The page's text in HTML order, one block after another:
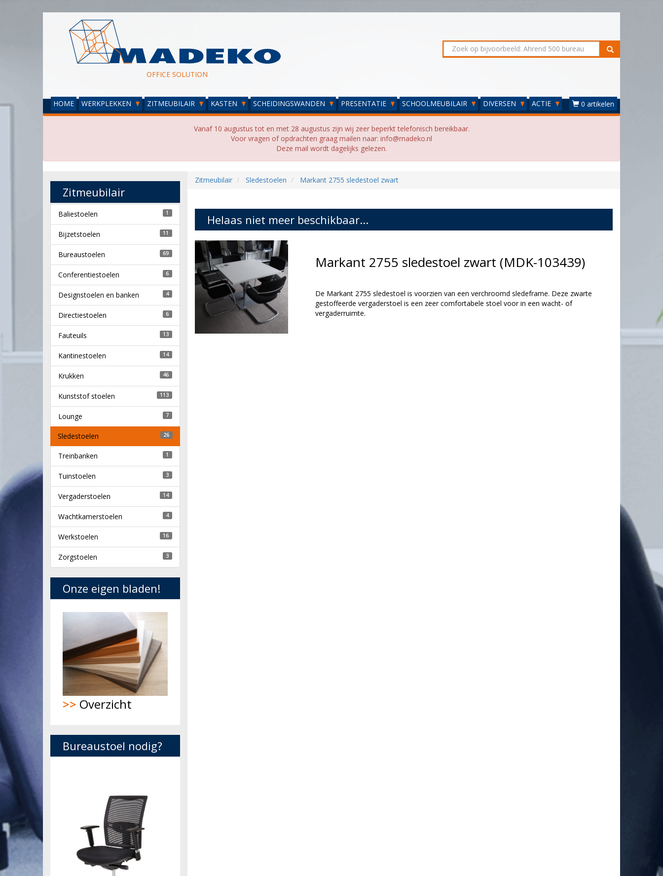
OFFICE SOLUTION
HOME WERKPLEKKEN ZITMEUBILAIR KASTEN SCHEIDINGSWANDEN PRESENTATIE SCHOOLMEUBILAIR DIVERSEN ACTIE 0 artikelen
Vanaf 10 augustus tot en met 28 augustus zijn wij zeer beperkt telefonisch bereikbaar.
Voor vragen of opdrachten graag mailen naar: info@madeko.nl
Deze mail wordt dagelijks gelezen.
Zitmeubilair Sledestoelen Markant 2755 sledestoel zwart
Helaas niet meer beschikbaar...
Markant 2755 sledestoel zwart (MDK-103439)
De Markant 2755 sledestoel is voorzien van een verchroomd sledeframe. Deze zwarte
gestoffeerde vergaderstoel is een zeer comfortabele stoel voor in een wacht- of
vergaderruimte.
Zitmeubilair
Baliestoelen 1
Bijzetstoelen 11
Bureaustoelen 69
Conferentiestoelen 6
Designstoelen en banken 4
Directiestoelen 6
Fauteuils 13
Kantinestoelen 14
Krukken 46
Kunststof stoelen 113
Lounge 7
Sledestoelen 26
Treinbanken 1
Tuinstoelen 3
Vergaderstoelen 14
Wachtkamerstoelen 4
Werkstoelen 16
Zorgstoelen 3
Onze eigen bladen!
>> Overzicht
Bureaustoel nodig?